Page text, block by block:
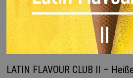
LATIN FLAVOUR CLUB II –